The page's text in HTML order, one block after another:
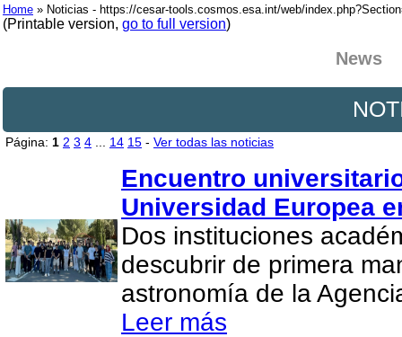
Home » Noticias - https://cesar-tools.cosmos.esa.int/web/
(Printable version, go to full version)
News
Página: 1 2 3 4 14 15 - Ver todas las noticias
Encuentro
Universidad Europea
Dos instituciones
descubrir de primera
astronomía de la
Leer más